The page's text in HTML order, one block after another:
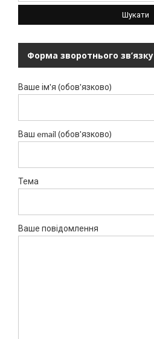
Форма зворотнього зв’язку
Ваше ім'я (обов'язково)
Ваш email (обов'язково)
Тема
Ваше повідомлення